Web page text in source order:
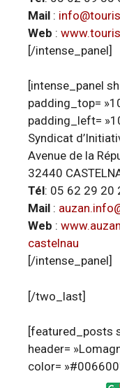
Mail :
Web :
[/intense_panel]
[intense_panel
padding_top=
padding_left=
Syndicat
Avenue de la
32440
Tél: 05 62 29 20
Mail :
Web :
castelnau
[/intense_panel]
[/two_last]
[featured_posts
header=
color=